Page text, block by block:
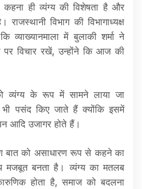
ही व्यंग्य की विशेषता है और
विभाग की विभागाध्यक्ष
व्याख्यानमाला में बुलाकी शर्मा ने
पर विचार रखें, उन्होंने कि आज की
व्यंग्य के रूप में सामने लाया जा
पसंद किए जाते हैं क्योंकि इसमें
आदि उजागर होते हैं।
बात को असाधारण रूप से कहने का
मजबूत बनता है। व्यंग्य का मतलब
होता है, समाज को बदलना